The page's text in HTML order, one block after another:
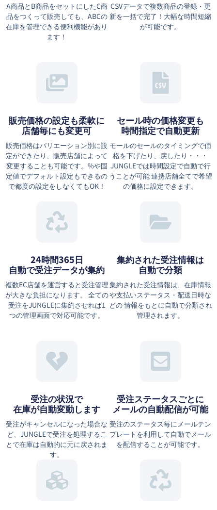
A商品とB商品をセットにしたC商
品をつくって販売しても、ABCの
在庫を管理できる便利機能があり
ます！
CSVデータで複数商品の登録・更
新を一括で完了！大幅な時間短縮
が可能です。
販売価格の設定も柔軟に
店舗毎にも変更可
販売価格はバリエーション別に設
定ができたり、販売店舗によって
変更することも可能です。%や固
定値でデフォルト設定もできるの
で都度の設定をしなくてもOK！
セール時の価格変更も
時間指定で自動更新
モールのセールのタイミングで価
格を下げたり、戻したり・・・
JUNGLEでは時間設定で自動で行
うことが可能 連携店舗全てで希望
の価格に設定できます。
24時間365日
自動で受注データが集約
複数EC店舗を運営すると受注管理
が大きな負担になります。 全ての
受注をJUNGLEに集約させれば1
つの管理画面で対応可能です。
集約された受注情報は
⾃動で分類
集約された受注情報は、在庫情報
や⽀払いステータス・配送⽇時な
どの 情報をもとに⾃動で分類され
管理されます。
受注の状況で
在庫が自動変動します
受注がキャンセルになった場合な
ど、JUNGLEで受注を処理するこ
とで在庫は自動的に元に戻されま
す。
受注ステータスごとに
メールの自動配信が可能
受注のステータス毎にメールテン
プレートを利用して自動でメール
を配信することが可能です。